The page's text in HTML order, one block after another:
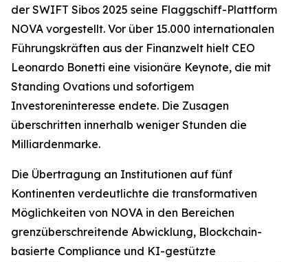
der SWIFT Sibos 2025 seine Flaggschiff-Plattform
NOVA vorgestellt. Vor über 15.000 internationalen
Führungskräften aus der Finanzwelt hielt CEO
Leonardo Bonetti eine visionäre Keynote, die mit
Standing Ovations und sofortigem
Investoreninteresse endete. Die Zusagen
überschritten innerhalb weniger Stunden die
Milliardenmarke.
Die Übertragung an Institutionen auf fünf
Kontinenten verdeutlichte die transformativen
Möglichkeiten von NOVA in den Bereichen
grenzüberschreitende Abwicklung, Blockchain-
basierte Compliance und KI-gestützte